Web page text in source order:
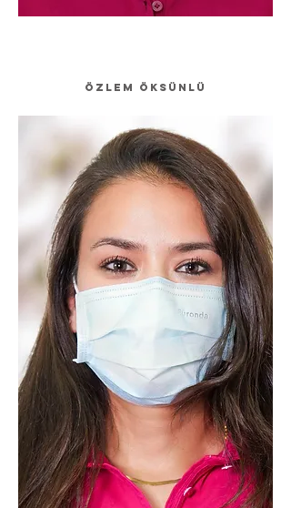
Özlem Öksünlü